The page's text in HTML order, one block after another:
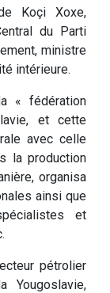
Koçi Xoxe,
du Parti
ministre
intérieure.
« fédération
et cette
avec celle
la production
organisa
ainsi que
et
pétrolier